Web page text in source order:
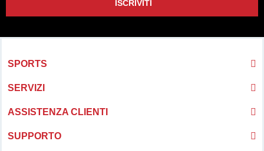
ISCRIVITI
SPORTS
SERVIZI
ASSISTENZA CLIENTI
SUPPORTO